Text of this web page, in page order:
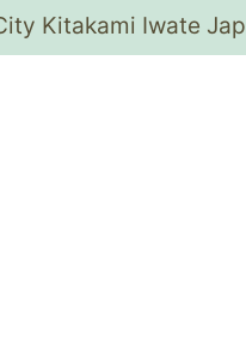
Kitakami Iwate